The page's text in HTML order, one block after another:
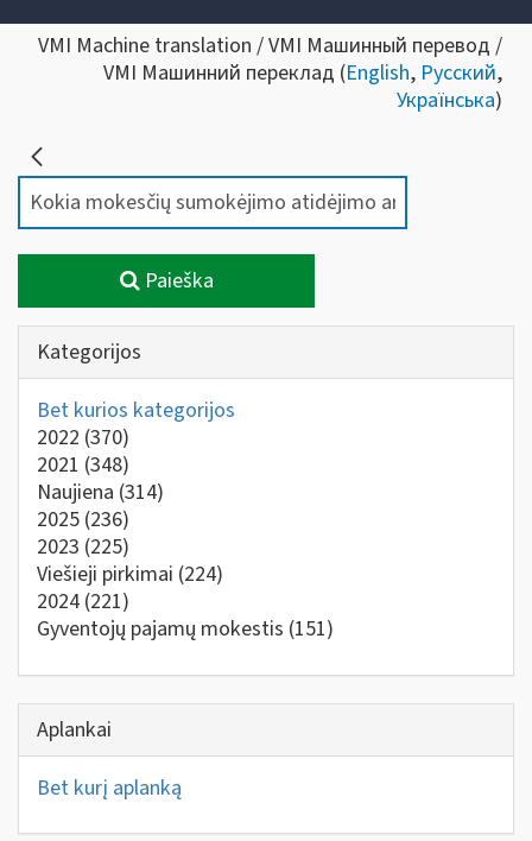
VMI Machine translation / VMI Машинный перевод /
VMI Машинний переклад (English, Русский,
Українська)
Paieška
Kategorijos
Bet kurios kategorijos
2022 (370)
2021 (348)
Naujiena (314)
2025 (236)
2023 (225)
Viešieji pirkimai (224)
2024 (221)
Gyventojų pajamų mokestis (151)
Aplankai
Bet kurį aplanką